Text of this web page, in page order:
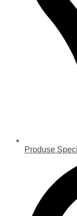
Produse